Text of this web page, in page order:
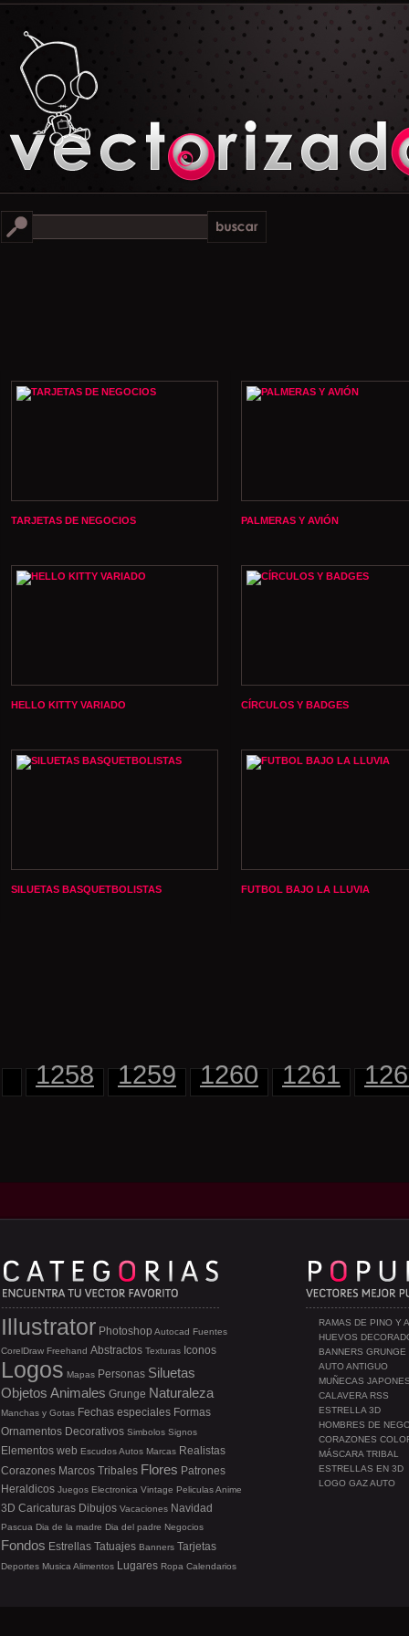
TARJETAS DE NEGOCIOS PALMERAS Y AVIÓN
HELLO KITTY VARIADO CÍRCULOS Y BADGES
SILUETAS BASQUETBOLISTAS FUTBOL BAJO LA LLUVIA
1258 1259 1260 1261
RAMAS DE PINO Y
HUEVOS
BANNERS GRUNGE
AUTO ANTIGUO
MUÑECAS
CALAVERA RSS
ESTRELLA 3D
HOMBRES DE
CORAZONES
MÁSCARA TRIBAL
ESTRELLAS EN 3D
LOGO GAZ AUTO
Illustrator Photoshop Autocad Fuentes
CorelDraw Freehand Abstractos Texturas Iconos
Logos Mapas Personas Siluetas
Objetos Animales Grunge Naturaleza
Manchas y Gotas Fechas especiales Formas
Ornamentos Decorativos Simbolos Signos
Elementos web EscudosAutos Marcas Realistas
Corazones Marcos Tribales Flores Patrones
Heraldicos Juegos Electronica Vintage PeliculasAnime
3D Caricaturas Dibujos Vacaciones Navidad
Pascua Dia de la madre Dia del padre Negocios
Fondos Estrellas Tatuajes Banners Tarjetas
Deportes Musica Alimentos Lugares Ropa Calendarios